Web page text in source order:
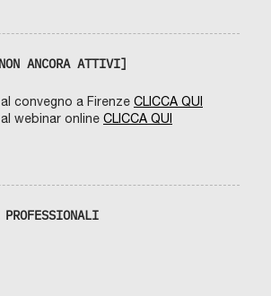
ANCORA ATTIVI]
convegno a Firenze CLICCA QUI
webinar online CLICCA QUI